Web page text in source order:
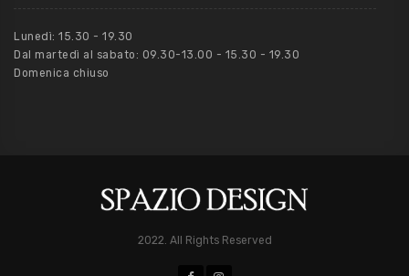
Lunedì: 15.30 - 19.30
Dal martedì al sabato: 09.30-13.00 - 15.30 - 19.30
Domenica chiuso
2022. All Rights Reserved